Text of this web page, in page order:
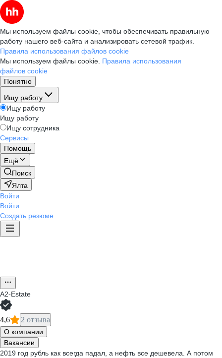
Мы используем файлы cookie, чтобы обеспечивать правильную
работу нашего веб-сайта и анализировать сетевой трафик.
Правила использования файлов cookie
Мы используем файлы cookie. Правила использования
файлов cookie
Понятно
Ищу работу
Ищу работу
Ищу работу
Ищу сотрудника
Сервисы
Помощь
Ещё
Поиск
Ялта
Войти
Войти
Создать резюме
A2-Estate
4,6 2 отзыва
О компании
Вакансии
2019 год рубль как всегда падал, а нефть все дешевела. А потом